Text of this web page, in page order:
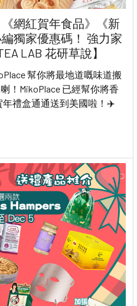
網紅賀年食品》《新
獨家優惠碼！ 強力家
LAB 花研草說】
幫你將最地道嘅味道搬
！MikoPlace 已經幫你將香
年禮盒通通送到美國啦！✈️